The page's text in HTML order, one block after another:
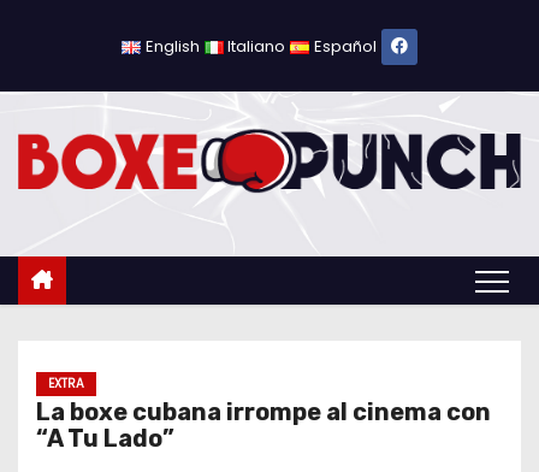
c
English Italiano Español
EXTRA
La boxe cubana irrompe al cinema con
“A Tu Lado”